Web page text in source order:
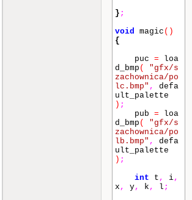
} ;
void magic ()
{
puc = loa
d_bmp (
"gfx/s
zachownica/po
lc.bmp" ,
defa
ult_palette
) ;
pub = loa
d_bmp (
"gfx/s
zachownica/po
lb.bmp" ,
defa
ult_palette
) ;
int t , i,
x , y, k , l ;